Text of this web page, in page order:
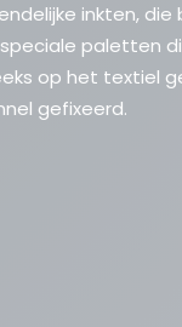
inkten, die
paletten
op het textiel
gefixeerd.